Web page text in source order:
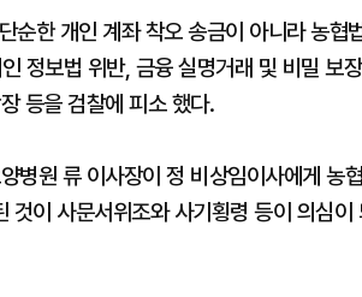
순한 개인 계좌 착오 송금이 아니라 농협
정보법 위반, 금융 실명거래 및 비밀 보
등을 검찰에 피소 했다.
병원 류 이사장이 정 비상임이사에게 농
이 사문서위조와 사기횡령 등이 의심이